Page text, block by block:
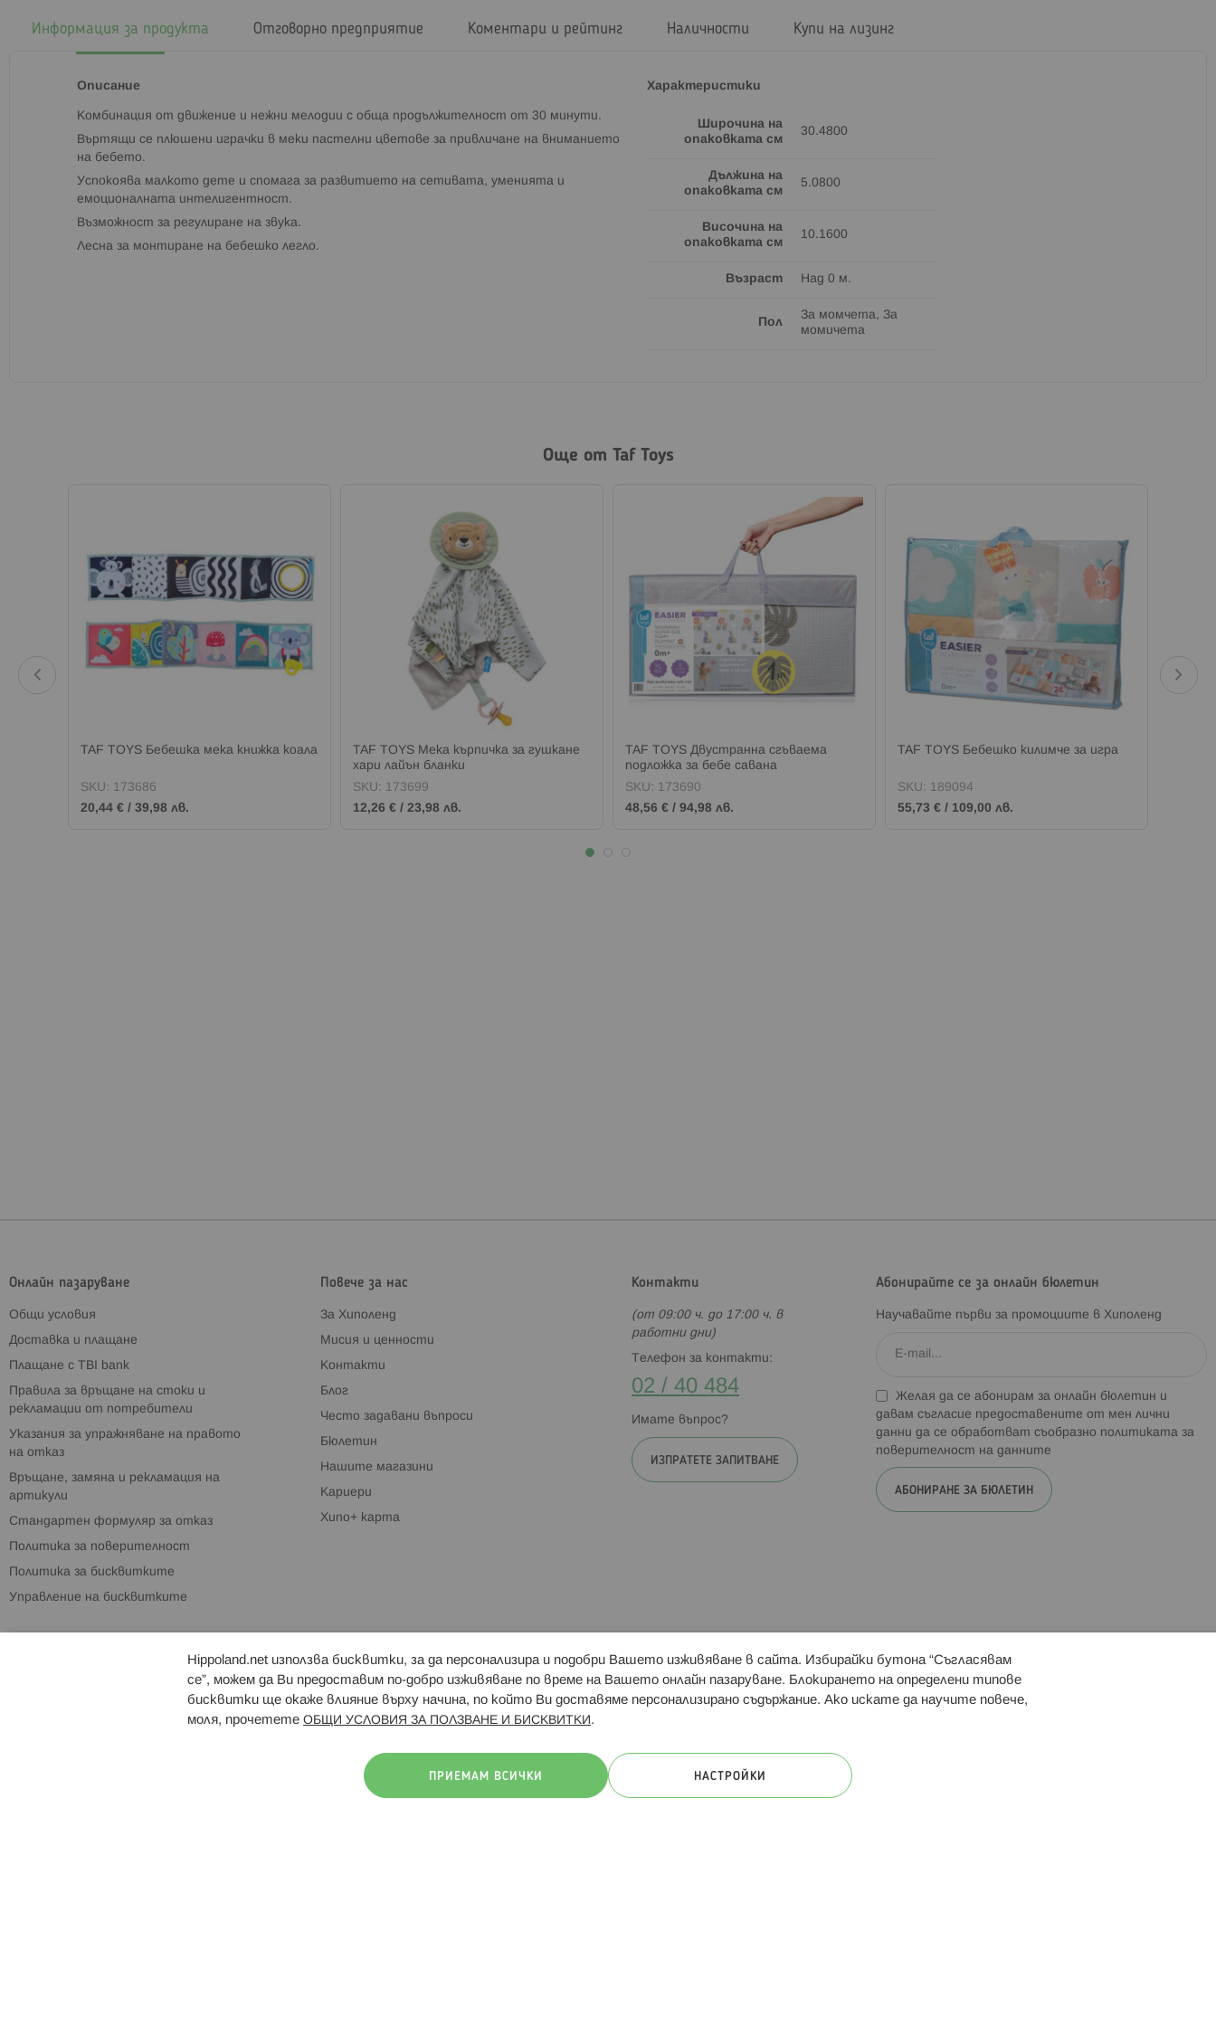
Информация за продукта
Описание
Комбинация от движение и нежни мелодии с обща продължителност от 30 минути.
Въртящи се плюшени играчки в меки пастелни цветове за привличане на вниманието
на бебето.
Успокоява малкото дете и спомага за развитието на сетивата, уменията и
емоционалната интелигентност.
Възможност за регулиране на звука.
Лесна за монтиране на бебешко легло.
Характеристики
Широчина на
опаковката см
30.4800
Дължина на
опаковката см
5.0800
Височина на
опаковката см
10.1600
Възраст Над 0 м.
Пол
За момчета, За
момичета
Отговорно предприятие Коментари и рейтинг Наличности Купи на лизинг
Още от Taf Toys
TAF TOYS Бебешка мека книжка коала
SKU: 173686
20,44 € / 39,98 лв.
TAF TOYS Мека кърпичка за гушкане
хари лайън бланки
SKU: 173699
12,26 € / 23,98 лв.
TAF TOYS Двустранна сгъваема
подложка за бебе савана
SKU: 173690
48,56 € / 94,98 лв.
TAF TOYS Бебешко килимче за игра
SKU: 189094
55,73 € / 109,00 лв.
Онлайн пазаруване
Общи условия
Доставка и плащане
Плащане с TBI bank
Правила за връщане на стоки и
рекламации от потребители
Указания за упражняване на правото
на отказ
Връщане, замяна и рекламация на
артикули
Стандартен формуляр за отказ
Политика за поверителност
Политика за бисквитките
Управление на бисквитките
Повече за нас
За Хиполенд
Мисия и ценности
Контакти
Блог
Често задавани въпроси
Бюлетин
Нашите магазини
Кариери
Хипо+ карта
Контакти
(от 09:00 ч. до 17:00 ч. в
работни дни)
Телефон за контакти:
02 / 40 484
Имате въпрос?
ИЗПРАТЕТЕ ЗАПИТВАНЕ
Абонирайте се за онлайн бюлетин
Научавайте първи за промоциите в Хиполенд
Желая да се абонирам за онлайн бюлетин и
давам съгласие предоставените от мен лични
данни да се обработват съобразно политиката за
поверителност на данните
АБОНИРАНЕ ЗА БЮЛЕТИН
Брошури Магазини Свързани сайтове: Hippoland.ro Последвайте ни:
Hippoland.net използва бисквитки, за да персонализира и подобри Вашето изживяване в сайта. Избирайки бутона “Съгласявам
се”, можем да Ви предоставим по-добро изживяване по време на Вашето онлайн пазаруване. Блокирането на определени типове
бисквитки ще окаже влияние върху начина, по който Ви доставяме персонализирано съдържание. Ако искате да научите повече,
моля, прочетете ОБЩИ УСЛОВИЯ ЗА ПОЛЗВАНЕ И БИСКВИТКИ .
ПРИЕМАМ ВСИЧКИ НАСТРОЙКИ